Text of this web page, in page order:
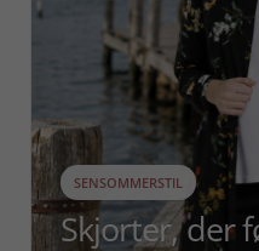
SENSOMMERSTIL
Skjorter, der